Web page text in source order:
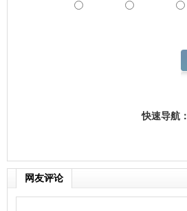
快速导航：
网友评论